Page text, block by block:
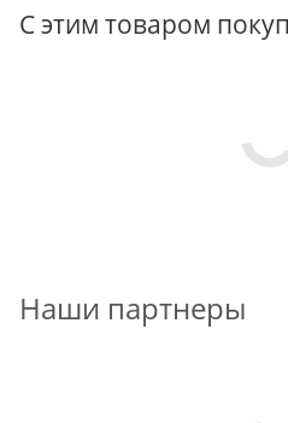
С этим товаром
Наши партнеры